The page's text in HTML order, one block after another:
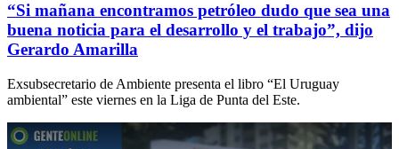
“Si mañana encontramos petróleo dudo que sea una
buena noticia para el desarrollo y el trabajo”, dijo
Gerardo Amarilla
Exsubsecretario de Ambiente presenta el libro “El Uruguay
ambiental” este viernes en la Liga de Punta del Este.